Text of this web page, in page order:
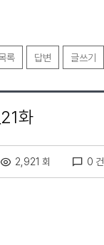
록 답변 글쓰기
화
2,921 회 0 건